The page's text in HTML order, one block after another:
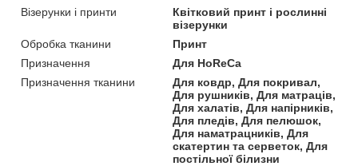
Візерунки і принти
Квітковий принт і рослинні
візерунки
Обробка тканини
Принт
Призначення
Для HoReCa
Призначення тканини
Для ковдр, Для покривал,
Для рушників, Для матраців,
Для халатів, Для напірників,
Для пледів, Для пелюшок,
Для наматрацників, Для
скатертин та серветок, Для
постільної білизни